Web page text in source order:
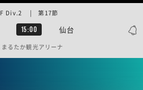
15:00 仙台
F Div.2 | 第17節
まるたか観光アリーナ